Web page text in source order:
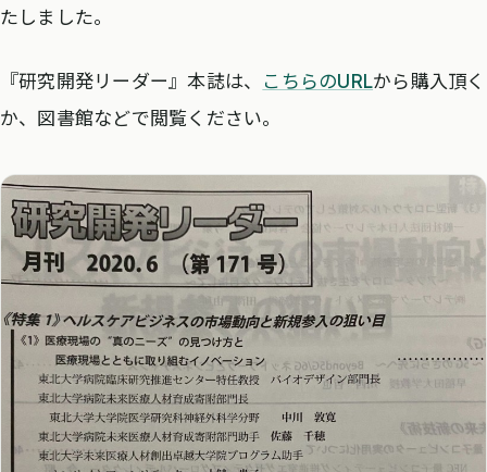
たしました。
『研究開発リーダー』本誌は、 こちらのURLから購入頂く
か、図書館などで閲覧ください。